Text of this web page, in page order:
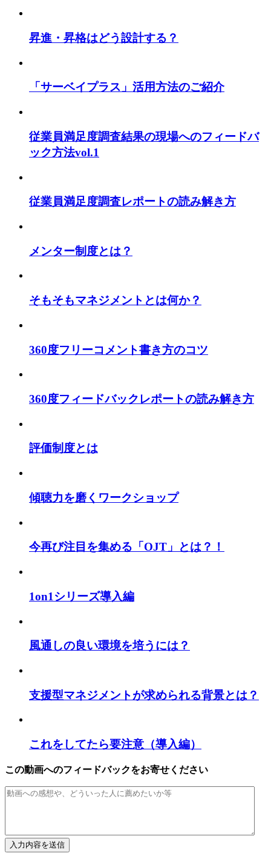
昇進・昇格はどう設計する？
「サーベイプラス」活用方法のご紹介
従業員満足度調査結果の現場へのフィードバ
ック方法vol.1
従業員満足度調査レポートの読み解き方
メンター制度とは？
そもそもマネジメントとは何か？
360度フリーコメント書き方のコツ
360度フィードバックレポートの読み解き方
評価制度とは
傾聴力を磨くワークショップ
今再び注目を集める「OJT」とは？！
1on1シリーズ導入編
風通しの良い環境を培うには？
支援型マネジメントが求められる背景とは？
これをしてたら要注意（導入編）
この動画へのフィードバックをお寄せください